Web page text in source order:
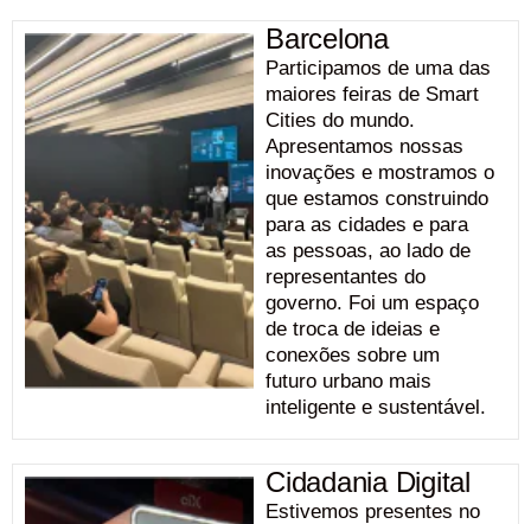
Barcelona
Participamos de uma das
maiores feiras de Smart
Cities do mundo.
Apresentamos nossas
inovações e mostramos o
que estamos construindo
para as cidades e para
as pessoas, ao lado de
representantes do
governo. Foi um espaço
de troca de ideias e
conexões sobre um
futuro urbano mais
inteligente e sustentável.
Cidadania Digital
Estivemos presentes no